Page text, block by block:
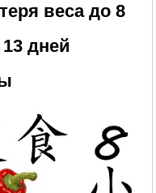
веса до 8
дней